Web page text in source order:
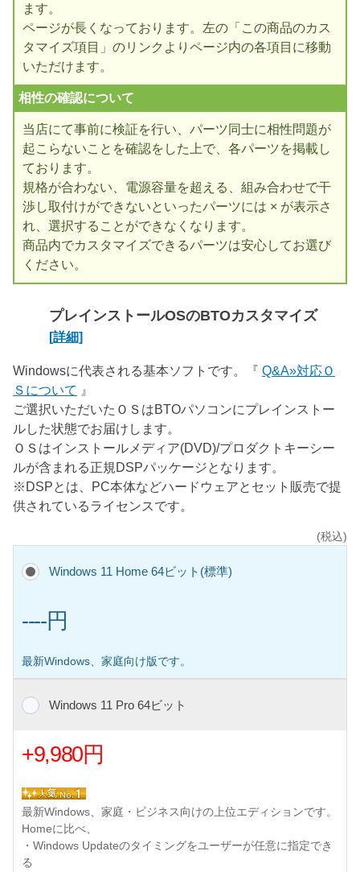
ます。
ページが長くなっております。左の「この商品のカス
タマイズ項目」のリンクよりページ内の各項目に移動
いただけます。
相性の確認について
当店にて事前に検証を行い、パーツ同士に相性問題が
起こらないことを確認をした上で、各パーツを掲載し
ております。
規格が合わない、電源容量を超える、組み合わせで干
渉し取付けができないといったパーツには × が表示さ
れ、選択することができなくなります。
商品内でカスタマイズできるパーツは安心してお選び
ください。
プレインストールOSのBTOカスタマイズ
[詳細]
Windowsに代表される基本ソフトです。『 Q&A»対応Ｏ
Ｓについて 』
ご選択いただいたＯＳはBTOパソコンにプレインストー
ルした状態でお届けします。
ＯＳはインストールメディア(DVD)/プロダクトキーシー
ルが含まれる正規DSPパッケージとなります。
※DSPとは、PC本体などハードウェアとセット販売で提
供されているライセンスです。
(税込)
Windows 11 Home 64ビット(標準)
----円
最新Windows、家庭向け版です。
Windows 11 Pro 64ビット
+9,980円
最新Windows、家庭・ビジネス向けの上位エディションです。
Homeに比べ、
・Windows Updateのタイミングをユーザーが任意に指定でき
る